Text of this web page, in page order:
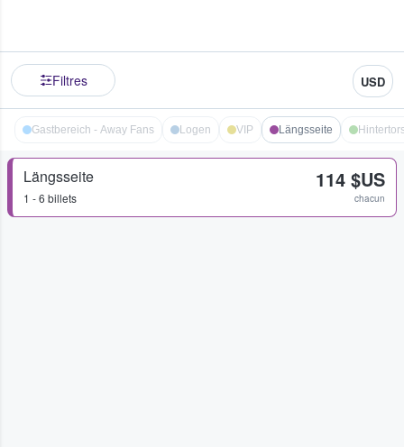
Filtres USD
Gastbereich - Away Fans Logen VIP Längsseite
Längsseite
1 - 6 billets
114 $US
chacun